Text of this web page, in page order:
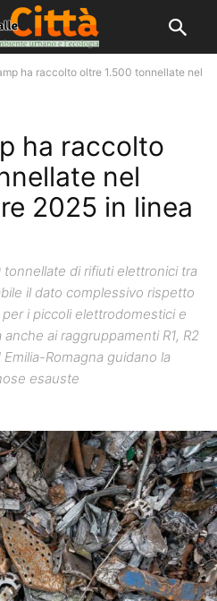
ha raccolto oltre 1.500 tonnellate nel
ha raccolto
nel
2025 in linea
tonnellate di rifiuti elettronici tra
il dato complessivo rispetto
i piccoli elettrodomestici e
ai raggruppamenti R1, R2
Romagna guidano la
esauste